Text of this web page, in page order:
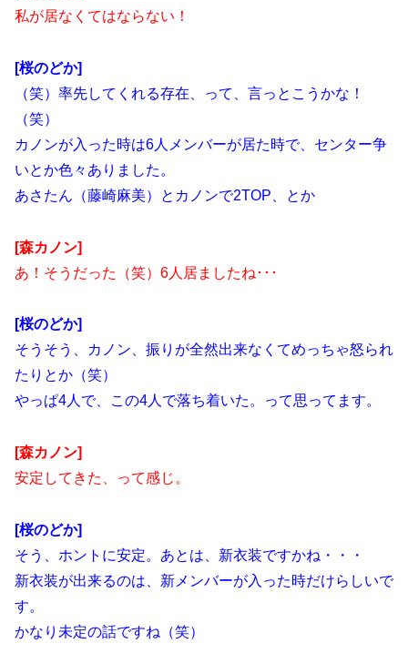
私が居なくてはならない！
[桜のどか]
（笑）率先してくれる存在、って、言っとこうかな！
（笑）
カノンが入った時は6人メンバーが居た時で、センター争
いとか色々ありました。
あさたん（藤崎麻美）とカノンで2TOP、とか
[森カノン]
あ！そうだった（笑）6人居ましたね･･･
[桜のどか]
そうそう、カノン、振りが全然出来なくてめっちゃ怒られ
たりとか（笑）
やっぱ4人で、この4人で落ち着いた。って思ってます。
[森カノン]
安定してきた、って感じ。
[桜のどか]
そう、ホントに安定。あとは、新衣装ですかね・・・
新衣装が出来るのは、新メンバーが入った時だけらしいで
す。
かなり未定の話ですね（笑）